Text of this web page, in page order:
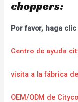
choppers:
Por favor, haga
Centro de ayuda
visita a la fábrica
OEM/ODM de